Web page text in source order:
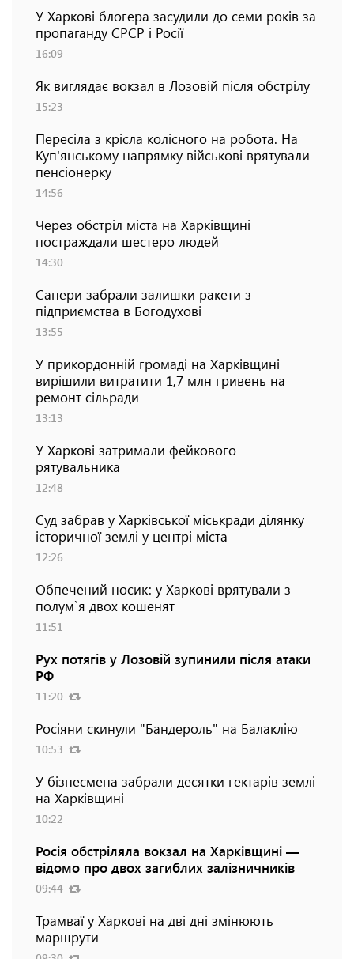
У Харкові блогера засудили до семи років за
пропаганду СРСР і Росії
16:09
Як виглядає вокзал в Лозовій після обстрілу
15:23
Пересіла з крісла колісного на робота. На
Куп'янському напрямку військові врятували
пенсіонерку
14:56
Через обстріл міста на Харківщині
постраждали шестеро людей
14:30
Сапери забрали залишки ракети з
підприємства в Богодухові
13:55
У прикордонній громаді на Харківщині
вирішили витратити 1,7 млн гривень на
ремонт сільради
13:13
У Харкові затримали фейкового
рятувальника
12:48
Суд забрав у Харківської міськради ділянку
історичної землі у центрі міста
12:26
Обпечений носик: у Харкові врятували з
полум`я двох кошенят
11:51
Рух потягів у Лозовій зупинили після атаки
РФ
11:20
Росіяни скинули "Бандероль" на Балаклію
10:53
У бізнесмена забрали десятки гектарів землі
на Харківщині
10:22
Росія обстріляла вокзал на Харківщині —
відомо про двох загиблих залізничників
09:44
Трамваї у Харкові на дві дні змінюють
маршрути